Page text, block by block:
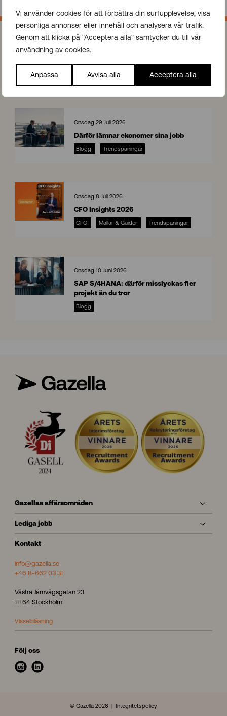
Vi använder cookies för att förbättra din surfupplevelse, visa
personliga annonser eller innehåll och analysera vår trafik.
Genom att klicka på "Acceptera alla" samtycker du till vår
användning av cookies.
Anpassa Avvisa alla Acceptera alla
Mer från bloggen
Läs bloggen
Onsdag 29 Juli 2026
Därför lämnar ekonomer sina jobb
Blogg Trendspaningar
I
n
s
i
g
Onsdag 8 Juli 2026
CFO Insights 2026
CFO Mallar & Guider Trendspaningar
A
Onsdag 10 Juni 2026
SAP S/4HANA: därför misslyckas fler
projekt än du tror
Blogg
Gazellas affärsområden
Lediga jobb
Kontakt
info@gazella.se
+46 8-662 03 31
Västra Järnvägsgatan 23
111 64 Stockholm
Visselblåsning
Följ oss
i
l
© Gazella 2026 Integritetspolicy